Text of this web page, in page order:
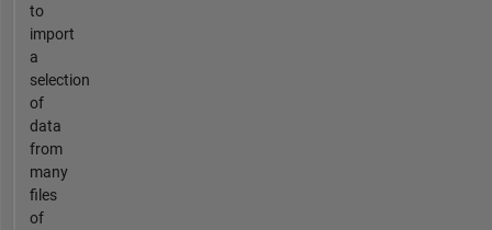
to
import
a
selection
of
data
from
many
files
of